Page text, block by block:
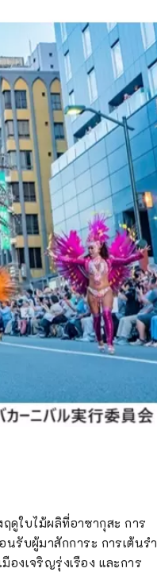
ดูใบไม้ผลิที่อาซากุสะ การ
รับผู้มาสักการะ การเต้นรำ
องเจริญรุ่งเรือง และการ